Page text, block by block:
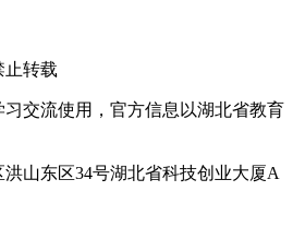
止转载
交流使用，官方信息以湖北省教育
山东区34号湖北省科技创业大厦A